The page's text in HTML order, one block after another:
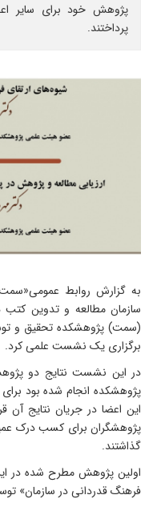
پژوهش خود برای سایر
پرداختند.
به گزارش روابط
سازمان مطالعه و تدوین
(سمت) پژوهشکده تحقیق و
برگزاری یک نشست علمی کرد.
در این نشست نتایج دو
پژوهشکده انجام شده بود
این اعضا در جریان نتایج آن
پژوهشگران برای کسب درک
گذاشتند.
اولین پژوهش مطرح شده در
فرهنگ قدردانی در سازمان»